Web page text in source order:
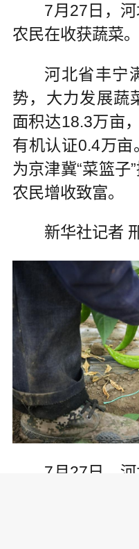
7月27日，
农民在收获蔬菜。
河北省丰宁
势，大力发展蔬
面积达18.3万亩
有机认证0.4万亩
为京津冀“菜篮子
农民增收致富。
新华社记者
7月27日，